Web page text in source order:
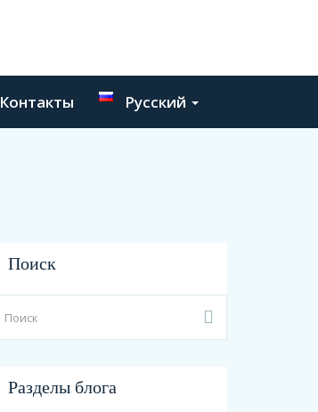
Контакты Русский
Поиск
Разделы блога